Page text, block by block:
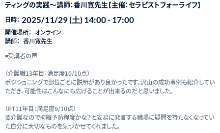
ティングの実践～講師：香川寛先生【主催：セラピストフォーライフ】
日時： 2025/11/29 (土) 14:00 - 17:00
開催場所： オンライン
講師： 香川寛先生
◾️受講者の声
（介護職13年目：満足度10/10点）
ポジショニングで部位ごとに説明があり良かったです。沢山の成功事例も紹介してい
ただき、可能性はこんなにも広げることが出来るのだと思いました。
（PT11年目：満足度9/10点）
要介護なので拘縮予防程度かな？と安易に発言する職場に疑問を持たなくなってい
た自分に大切なものを気づかせてくれました。